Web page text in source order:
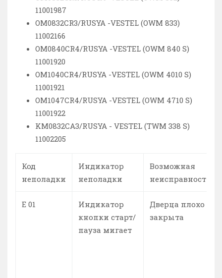
11001987
OM0832CR3/RUSYA -VESTEL (OWM 833)
11002166
OM0840CR4/RUSYA -VESTEL (OWM 840 S)
11001920
OM1040CR4/RUSYA -VESTEL (OWM 4010 S)
11001921
OM1047CR4/RUSYA -VESTEL (OWM 4710 S)
11001922
KM0832CA3/RUSYA - VESTEL (TWM 338 S)
11002205
Код
неполадки
Индикатор
неполадки
Возможная
неисправность
Е 01
Индикатор
кнопки старт/
пауза мигает
Дверца плохо
закрыта